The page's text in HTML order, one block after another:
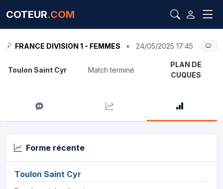
COTEUR.COM
FRANCE DIVISION 1 - FEMMES • 24/05/2025 17:45
Toulon Saint Cyr Match terminé
PLAN DE
CUQUES
Forme récente
Toulon Saint Cyr